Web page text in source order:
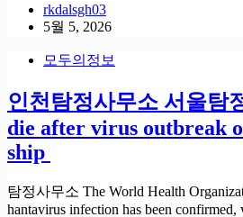
rkdalsgh03
5월 5, 2026
모두의정보
인천탐정사무소 서울탐
die after virus outbreak
ship
탐정사무소 The World Health
hantavirus infection has been confirmed,